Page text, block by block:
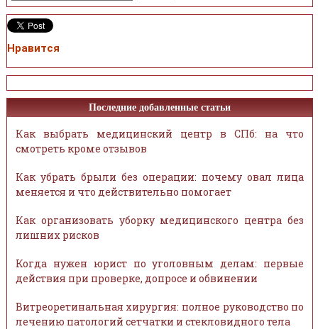
Нравится
Последние добавленные статьи
Как выбрать медицинский центр в СПб: на что
смотреть кроме отзывов
Как убрать брыли без операции: почему овал лица
меняется и что действительно помогает
Как организовать уборку медицинского центра без
лишних рисков
Когда нужен юрист по уголовным делам: первые
действия при проверке, допросе и обвинении
Витреоретинальная хирургия: полное руководство по
лечению патологий сетчатки и стекловидного тела